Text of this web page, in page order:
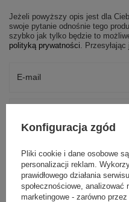
Jeżeli powyższy opis jest dla
swoje pytanie odnośnie tego
szybko jak tylko będzie to
polityką prywatności .
E-mail
Konfiguracja zgód
Pliki cookie i dane osobowe
personalizacji reklam.
prawidłowego działania
społecznościowe, analizować
marketingowe - zarówno